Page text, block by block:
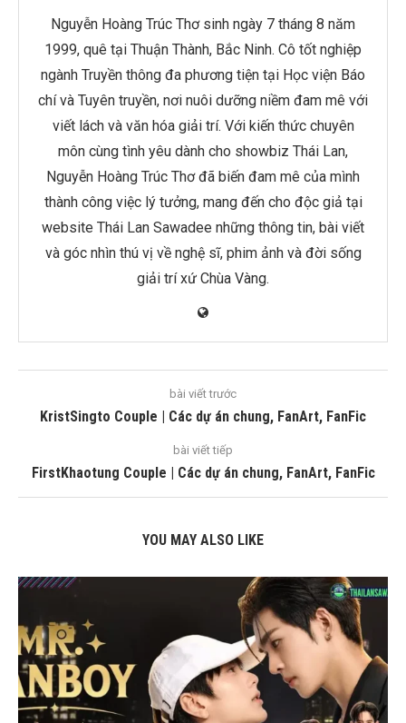
Nguyễn Hoàng Trúc Thơ sinh ngày 7 tháng 8 năm
1999, quê tại Thuận Thành, Bắc Ninh. Cô tốt nghiệp
ngành Truyền thông đa phương tiện tại Học viện Báo
chí và Tuyên truyền, nơi nuôi dưỡng niềm đam mê với
viết lách và văn hóa giải trí. Với kiến thức chuyên
môn cùng tình yêu dành cho showbiz Thái Lan,
Nguyễn Hoàng Trúc Thơ đã biến đam mê của mình
thành công việc lý tưởng, mang đến cho độc giả tại
website Thái Lan Sawadee những thông tin, bài viết
và góc nhìn thú vị về nghệ sĩ, phim ảnh và đời sống
giải trí xứ Chùa Vàng.
bài viết trước
KristSingto Couple | Các dự án chung, FanArt, FanFic
bài viết tiếp
FirstKhaotung Couple | Các dự án chung, FanArt, FanFic
YOU MAY ALSO LIKE